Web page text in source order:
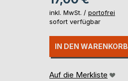
inkl. MwSt. / portofrei
sofort verfügbar
IN DEN WARENKORB
Auf die Merkliste